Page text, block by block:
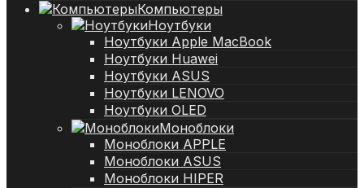
Компьютеры
Ноутбуки
Ноутбуки Apple MacBook
Ноутбуки Huawei
Ноутбуки ASUS
Ноутбуки LENOVO
Ноутбуки OLED
Моноблоки
Моноблоки APPLE
Моноблоки ASUS
Моноблоки HIPER